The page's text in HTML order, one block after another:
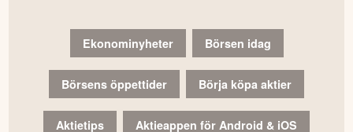
Ekonominyheter Börsen idag
Börsens öppettider Börja köpa aktier
Aktietips Aktieappen för Android & iOS